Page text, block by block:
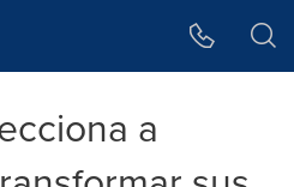
a